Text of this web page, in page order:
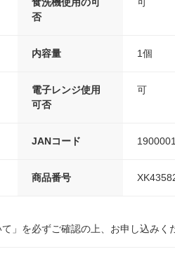
否
内容量 1個
電子レンジ使用
可否
可
JANコード
商品番号
」を必ずご確認の上、お申し込みく